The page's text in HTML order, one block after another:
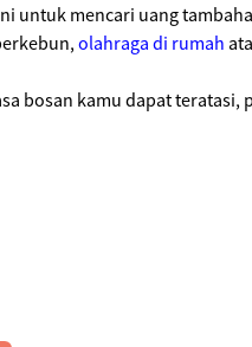
untuk mencari uang
olahraga di rumah
bosan kamu dapat